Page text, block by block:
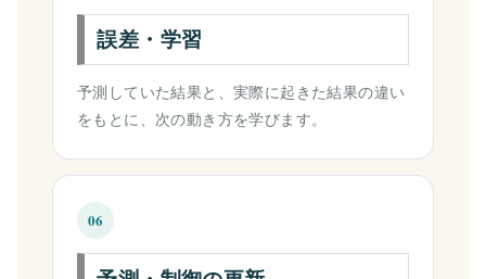
誤差・学習
予測していた結果と、実際に起きた結果の違い
をもとに、次の動き方を学びます。
06